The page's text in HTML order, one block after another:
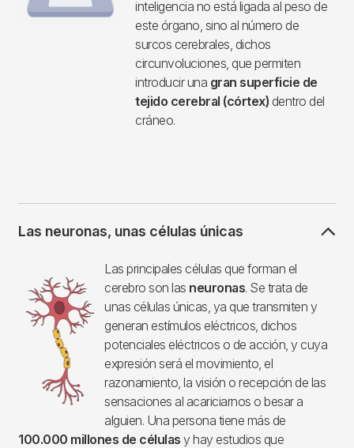
inteligencia no está ligada al peso de
este órgano, sino al número de
surcos cerebrales, dichos
circunvoluciones, que permiten
introducir una gran superficie de
tejido cerebral (córtex) dentro del
cráneo.
Las neuronas, unas células únicas
Las principales células que forman el
cerebro son las neuronas. Se trata de
unas células únicas, ya que transmiten y
generan estímulos eléctricos, dichos
potenciales eléctricos o de acción, y cuya
expresión será el movimiento, el
razonamiento, la visión o recepción de las
sensaciones al acariciarnos o besar a
alguien. Una persona tiene más de
100.000 millones de células y hay estudios que